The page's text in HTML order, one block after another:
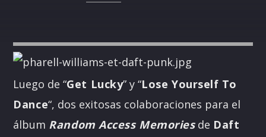
Luego de “Get Lucky” y “Lose Yourself To
Dance“, dos exitosas colaboraciones para el
álbum Random Access Memoriesde Daft